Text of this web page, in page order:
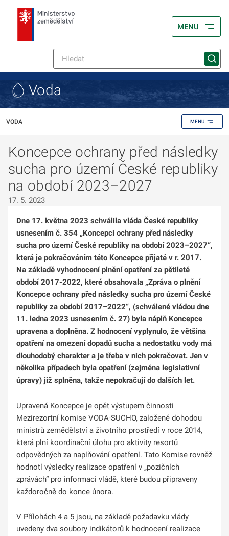
MENU
Voda
VODA MENU
Koncepce ochrany před následky
sucha pro území České republiky
na období 2023–2027
17. 5. 2023
Dne 17. května 2023 schválila vláda České republiky
usnesením č. 354 „Koncepci ochrany před následky
sucha pro území České republiky na období 2023–2027“,
která je pokračováním této Koncepce přijaté v r. 2017.
Na základě vyhodnocení plnění opatření za pětileté
období 2017-2022, které obsahovala „Zpráva o plnění
Koncepce ochrany před následky sucha pro území České
republiky za období 2017–2022“, (schválené vládou dne
11. ledna 2023 usnesením č. 27) byla náplň Koncepce
upravena a doplněna. Z hodnocení vyplynulo, že většina
opatření na omezení dopadů sucha a nedostatku vody má
dlouhodobý charakter a je třeba v nich pokračovat. Jen v
několika případech byla opatření (zejména legislativní
úpravy) již splněna, takže nepokračují do dalších let.
Upravená Koncepce je opět výstupem činnosti
Mezirezortní komise VODA-SUCHO, založené dohodou
ministrů zemědělství a životního prostředí v roce 2014,
která plní koordinační úlohu pro aktivity resortů
odpovědných za naplňování opatření. Tato Komise rovněž
hodnotí výsledky realizace opatření v „pozičních
zprávách“ pro informaci vládě, které budou připraveny
každoročně do konce února.
V Přílohách 4 a 5 jsou, na základě požadavku vlády
uvedeny dva soubory indikátorů k hodnocení realizace